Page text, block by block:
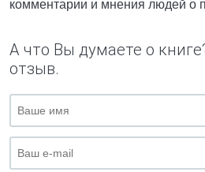
комментарии и мнения людей о
А что Вы думаете о
отзыв.